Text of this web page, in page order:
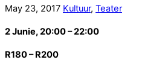
May 23, 2017 Kultuur, Teater
2 Junie, 20:00 – 22:00
R180 – R200